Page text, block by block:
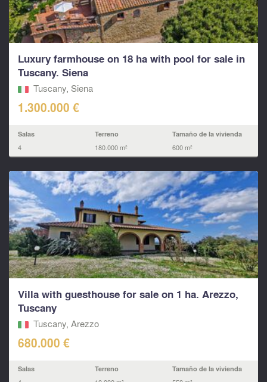
Luxury farmhouse on 18 ha with pool for sale in
Tuscany. Siena
Tuscany, Siena
1.300.000 €
Salas
4
Terreno
180.000 m²
Tamaño de la vivienda
600 m²
Villa with guesthouse for sale on 1 ha. Arezzo,
Tuscany
Tuscany, Arezzo
680.000 €
Salas Terreno Tamaño de la vivienda